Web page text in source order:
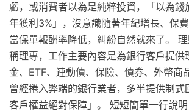
虧，或消費者以為是純粹投資，「以為錢
年獲利3%」，沒意識隨著年紀增長、保費
當保單報酬率降低，糾紛自然就來了。
稱理專，工作主要內容是為銀行客戶提供
金、ETF、連動債、保險、債券、外幣商
曾經捲入弊端的銀行業者，多半提供制式
客戶權益絕對保障」。 短短簡單一行說